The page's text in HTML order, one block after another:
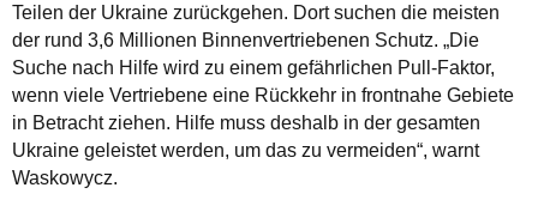
Teilen der Ukraine zurückgehen. Dort suchen die meisten
der rund 3,6 Millionen Binnenvertriebenen Schutz. „Die
Suche nach Hilfe wird zu einem gefährlichen Pull-Faktor,
wenn viele Vertriebene eine Rückkehr in frontnahe Gebiete
in Betracht ziehen. Hilfe muss deshalb in der gesamten
Ukraine geleistet werden, um das zu vermeiden“, warnt
Waskowycz.